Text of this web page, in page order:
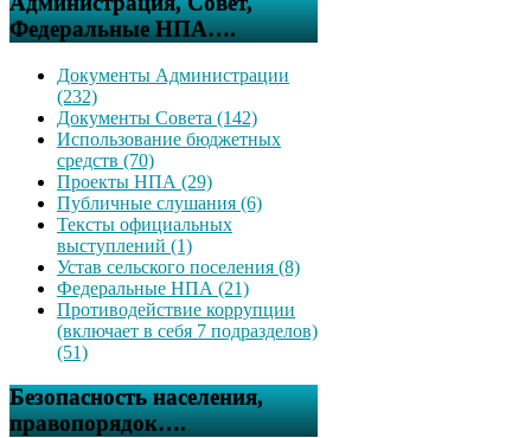
Федеральные НПА….
Документы Администрации
(232)
Документы Совета (142)
Использование бюджетных
средств (70)
Проекты НПА (29)
Публичные слушания (6)
Тексты официальных
выступлений (1)
Устав сельского поселения (8)
Федеральные НПА (21)
Противодействие коррупции
(включает в себя 7 подразделов)
(51)
Безопасность населения,
правопорядок….